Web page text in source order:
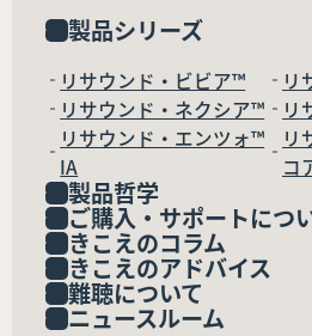
製品シリーズ
リサウンド・ビビア™
リ
リサウンド・ネクシア™
リ
リサウンド・エンツォ™
IA
リ
コ
製品哲学
ご購入・サポートにつ
きこえのコラム
きこえのアドバイス
難聴について
ニュースルーム